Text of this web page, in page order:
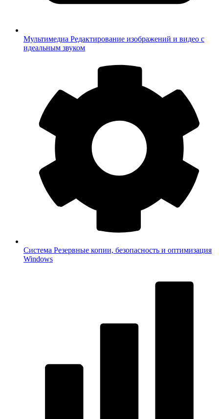
Мультимедиа Редактирование изображений и видео с
идеальным звуком
Система Резервные копии, безопасность и оптимизация
Windows